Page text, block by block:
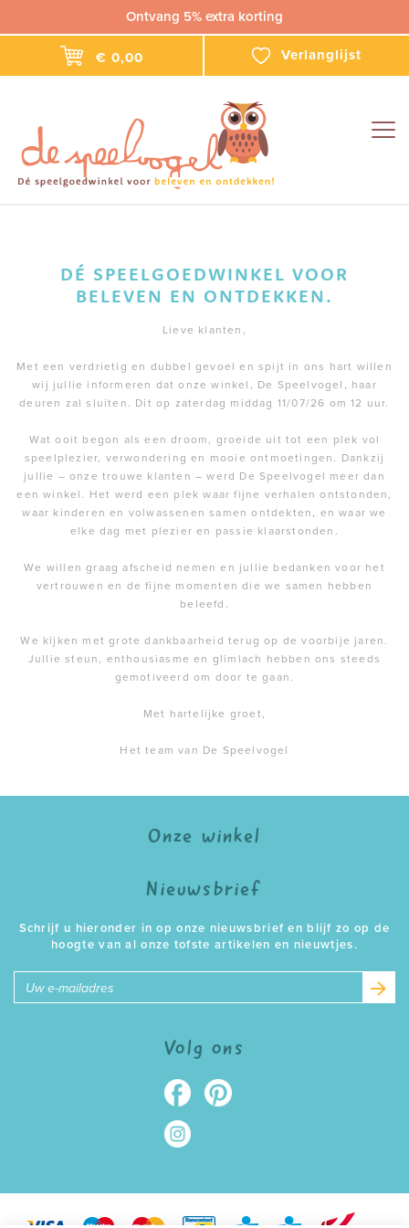
Ontvang 5% extra korting
€ 0,00 Verlanglijst
DÉ SPEELGOEDWINKEL VOOR
BELEVEN EN ONTDEKKEN.
Lieve klanten,
Met een verdrietig en dubbel gevoel en spijt in ons hart willen
wij jullie informeren dat onze winkel, De Speelvogel, haar
deuren zal sluiten. Dit op zaterdag middag 11/07/26 om 12 uur.
Wat ooit begon als een droom, groeide uit tot een plek vol
speelplezier, verwondering en mooie ontmoetingen. Dankzij
jullie – onze trouwe klanten – werd De Speelvogel meer dan
een winkel. Het werd een plek waar fijne verhalen ontstonden,
waar kinderen en volwassenen samen ontdekten, en waar we
elke dag met plezier en passie klaarstonden.
We willen graag afscheid nemen en jullie bedanken voor het
vertrouwen en de fijne momenten die we samen hebben
beleefd.
We kijken met grote dankbaarheid terug op de voorbije jaren.
Jullie steun, enthousiasme en glimlach hebben ons steeds
gemotiveerd om door te gaan.
Met hartelijke groet,
Het team van De Speelvogel
Onze winkel
Nieuwsbrief
Schrijf u hieronder in op onze nieuwsbrief en blijf zo op de
hoogte van al onze tofste artikelen en nieuwtjes.
Volg ons